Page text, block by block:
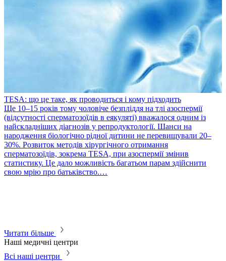
TESA: що це таке, як проводиться і кому підходить
​Ще 10–15 років тому чоловіче безпліддя на тлі азоспермії
(відсутності сперматозоїдів в еякуляті) вважалося одним із
найскладніших діагнозів у репродуктології. Шанси на
народження біологічно рідної дитини не перевищували 20–
30%. Розвиток методів хірургічного отримання
сперматозоїдів, зокрема TESA, при азоспермії змінив
статистику. Це дало можливість багатьом парам здійснити
свою мрію про батьківство.…
Читати більше
Наші медичні центри
Всі наші центри